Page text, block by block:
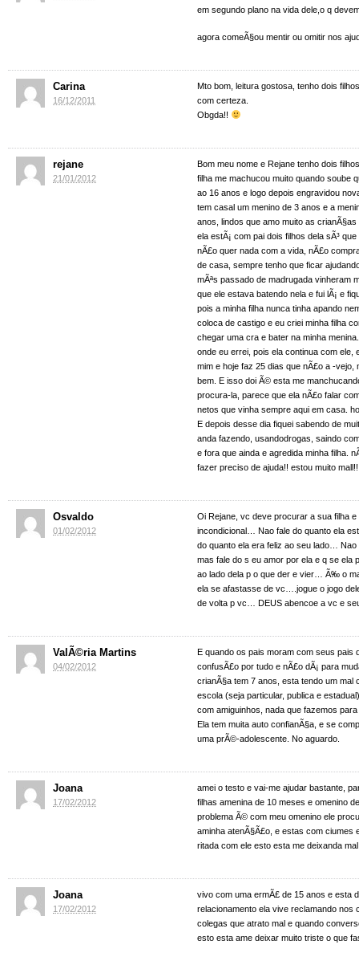
em segundo plano na vida dele,o q
agora comeÃ§ou mentir ou omitir nos
Carina
16/12/2011
Mto bom, leitura gostosa, tenho dois
com certeza.
Obgda!!
rejane
21/01/2012
Bom meu nome e Rejane tenho dois
filha me machucou muito quando soube
ao 16 anos e logo depois engravidou
tem casal um menino de 3 anos e a
anos, lindos que amo muito as
ela estÃ¡ com pai dois filhos dela sÃ³
nÃ£o quer nada com a vida, nÃ£o
de casa, sempre tenho que ficar
mÃªs passado de madrugada vinheram
que ele estava batendo nela e fui lÃ¡ e
pois a minha filha nunca tinha apando
coloca de castigo e eu criei minha filha
chegar uma cra e bater na minha
onde eu errei, pois ela continua com ele,
mim e hoje faz 25 dias que nÃ£o a -vejo,
bem. E isso doi Ã© esta me
procura-la, parece que ela nÃ£o falar
netos que vinha sempre aqui em casa.
E depois desse dia fiquei sabendo de
anda fazendo, usandodrogas, saindo
e fora que ainda e agredida minha filha.
fazer preciso de ajuda!! estou muito
Osvaldo
01/02/2012
Oi Rejane, vc deve procurar a sua filha e
incondicional… Nao fale do quanto ela
do quanto ela era feliz ao seu lado… Nao
mas fale do s eu amor por ela e q se ela
ao lado dela p o que der e vier… Ã‰ o
ela se afastasse de vc….jogue o jogo
de volta p vc… DEUS abencoe a vc e
ValÃ©ria Martins
04/02/2012
E quando os pais moram com seus pais
confusÃ£o por tudo e nÃ£o dÃ¡ para
crianÃ§a tem 7 anos, esta tendo um mal
escola (seja particular, publica e
com amiguinhos, nada que fazemos
Ela tem muita auto confianÃ§a, e se
uma prÃ©-adolescente. No aguardo.
Joana
17/02/2012
amei o testo e vai-me ajudar bastante,
filhas amenina de 10 meses e omenino
problema Ã© com meu omenino ele
aminha atenÃ§Ã£o, e estas com ciumes
ritada com ele esto esta me deixanda
Joana
17/02/2012
vivo com uma ermÃ£ de 15 anos e esta
relacionamento ela vive reclamando nos
colegas que atrato mal e quando
esto esta ame deixar muito triste o que